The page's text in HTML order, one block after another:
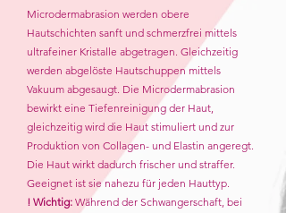
Microdermabrasion werden obere
Hautschichten sanft und schmerzfrei mittels
ultrafeiner Kristalle abgetragen. Gleichzeitig
werden abgelöste Hautschuppen mittels
Vakuum abgesaugt. Die Microdermabrasion
bewirkt eine Tiefenreinigung der Haut,
gleichzeitig wird die Haut stimuliert und zur
Produktion von Collagen- und Elastin angeregt.
Die Haut wirkt dadurch frischer und straffer.
Geeignet ist sie nahezu für jeden Hauttyp.
! Wichtig: Während der Schwangerschaft, bei